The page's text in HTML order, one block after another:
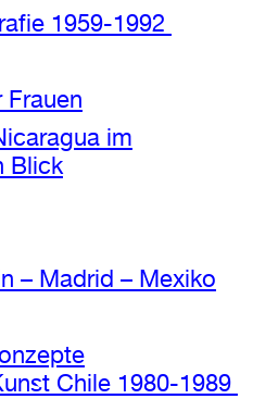
1959-1992
im
Blick
– Madrid – Mexiko
Chile 1980-1989